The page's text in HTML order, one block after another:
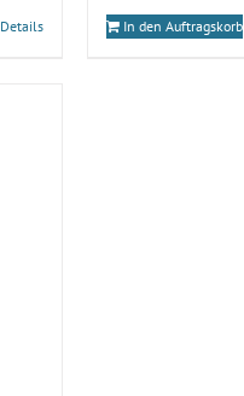
Details In den Auftragskorb